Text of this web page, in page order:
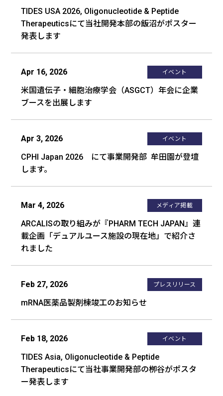
TIDES USA 2026, Oligonucleotide & Peptide
Therapeuticsにて当社開発本部の飯沼がポスター
発表します
米国遺伝子・細胞治療学会（ASGCT）年会に企業
ブースを出展します
Apr 16, 2026 イベント
CPHI Japan 2026 にて事業開発部 牟田園が登壇
します。
Apr 3, 2026 イベント
ARCALISの取り組みが『PHARM TECH JAPAN』連
載企画「デュアルユース施設の現在地」で紹介さ
れました
Mar 4, 2026 メディア掲載
mRNA医薬品製剤棟竣工のお知らせ
Feb 27, 2026 プレスリリース
TIDES Asia, Oligonucleotide & Peptide
Therapeuticsにて当社事業開発部の栁谷がポスタ
ー発表します
Feb 18, 2026 イベント